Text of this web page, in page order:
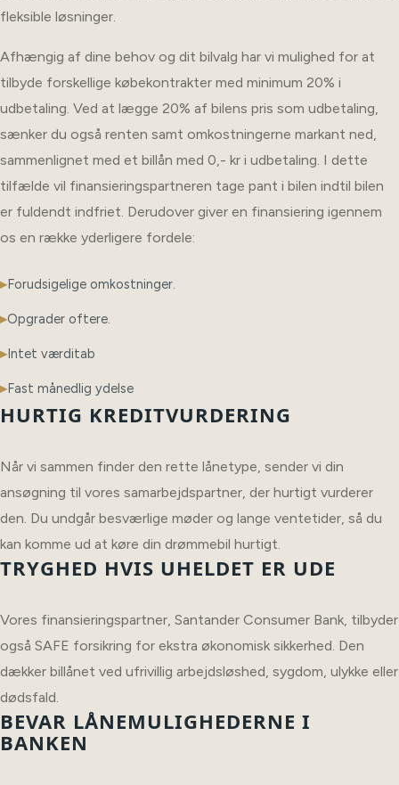
fleksible løsninger.
Afhængig af dine behov og dit bilvalg har vi mulighed for at
tilbyde forskellige købekontrakter med minimum 20% i
udbetaling. Ved at lægge 20% af bilens pris som udbetaling,
sænker du også renten samt omkostningerne markant ned,
sammenlignet med et billån med 0,- kr i udbetaling. I dette
tilfælde vil finansieringspartneren tage pant i bilen indtil bilen
er fuldendt indfriet. Derudover giver en finansiering igennem
os en række yderligere fordele:
Forudsigelige omkostninger.
Opgrader oftere.
Intet værditab
Fast månedlig ydelse
HURTIG KREDITVURDERING
Når vi sammen finder den rette lånetype, sender vi din
ansøgning til vores samarbejdspartner, der hurtigt vurderer
den. Du undgår besværlige møder og lange ventetider, så du
kan komme ud at køre din drømmebil hurtigt.
TRYGHED HVIS UHELDET ER UDE
Vores finansieringspartner, Santander Consumer Bank, tilbyder
også SAFE forsikring for ekstra økonomisk sikkerhed. Den
dækker billånet ved ufrivillig arbejdsløshed, sygdom, ulykke eller
dødsfald.
BEVAR LÅNEMULIGHEDERNE I
BANKEN